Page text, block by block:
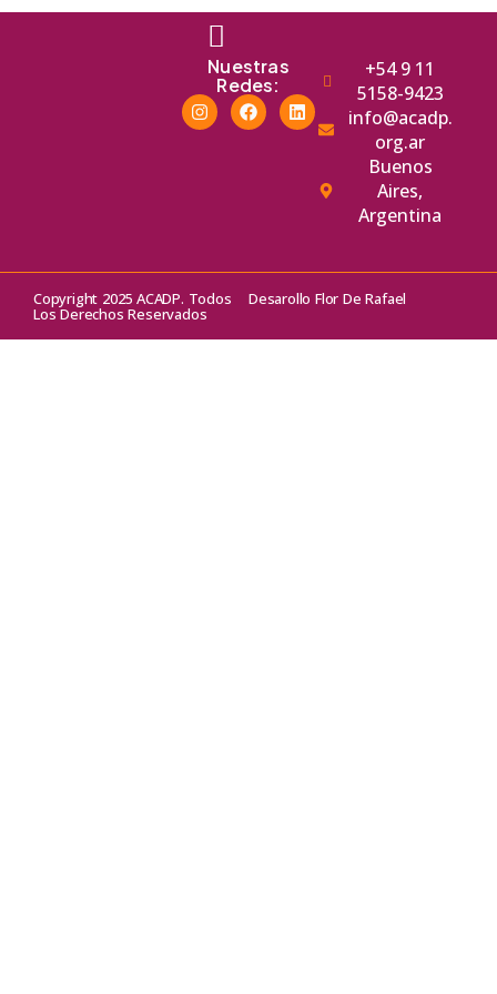
+54 9 11
5158-9423
info@acadp.
org.ar
Buenos
Aires,
Argentina
Nuestras
Redes:
Copyright 2025 ACADP. Todos
Los Derechos Reservados
Desarollo Flor De Rafael